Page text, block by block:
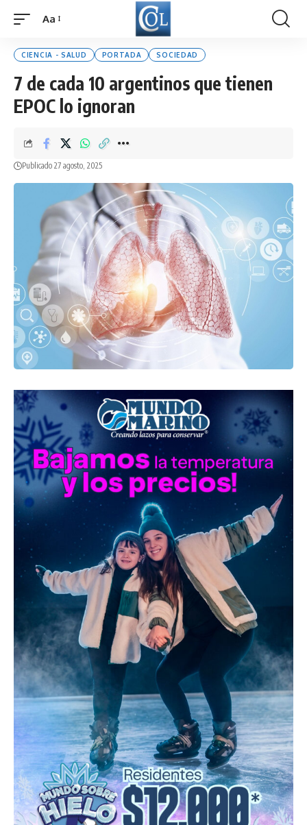
Font
Aa
CIENCIA - SALUD PORTADA SOCIEDAD
7 de cada 10 argentinos que tienen
EPOC lo ignoran
Publicado 27 agosto, 2025